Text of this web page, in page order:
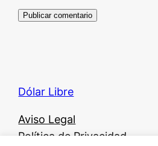
Dólar Libre
Aviso Legal
Política de Privacidad